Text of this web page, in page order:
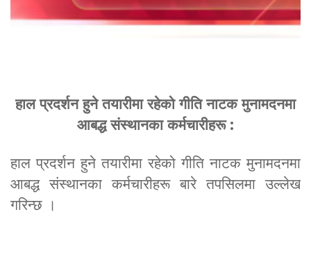
हाल प्रदर्शन हुने तयारीमा रहेको गीति नाटक मुनामदनमा
आबद्ध संस्थानका कर्मचारीहरू :
हाल प्रदर्शन हुने तयारीमा रहेको गीति नाटक मुनामदनमा
आबद्ध संस्थानका कर्मचारीहरू बारे तपसिलमा उल्लेख
गरिन्छ ।